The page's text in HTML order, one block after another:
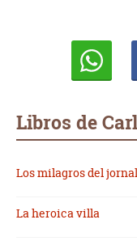
Libros de
Los milagros del jornal
La heroica villa